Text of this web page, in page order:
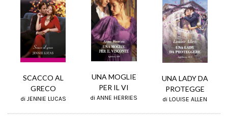
SCACCO AL
GRECO
di JENNIE LUCAS
UNA MOGLIE
PER IL VI
di ANNE HERRIES
UNA LADY DA
PROTEGGE
di LOUISE ALLEN